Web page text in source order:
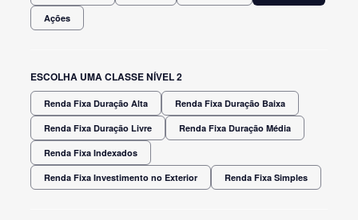
Ações
ESCOLHA UMA CLASSE NÍVEL 2
Renda Fixa Duração Alta Renda Fixa Duração Baixa
Renda Fixa Duração Livre Renda Fixa Duração Média
Renda Fixa Indexados
Renda Fixa Investimento no Exterior Renda Fixa Simples